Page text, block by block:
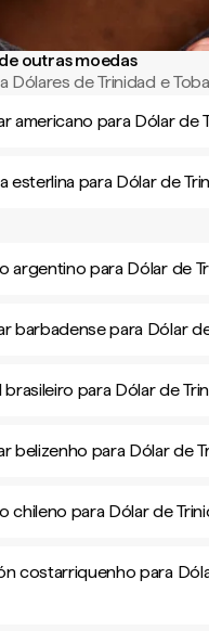
outras moedas
Dólares de Trinidad e
americano para Dólar de
esterlina para Dólar de
argentino para Dólar de
barbadense para Dólar
brasileiro para Dólar de
belizenho para Dólar de
chileno para Dólar de
costarriquenho para